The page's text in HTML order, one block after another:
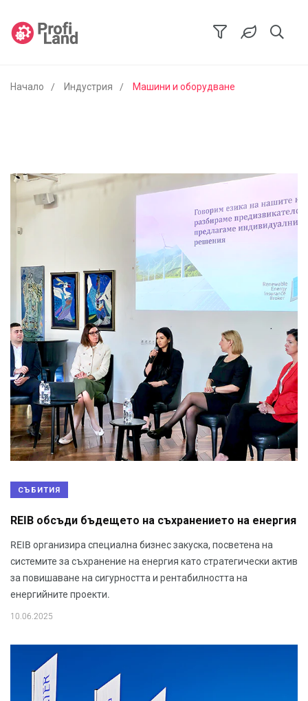
Начало Индустрия Машини и оборудване
СЪБИТИЯ
REIB обсъди бъдещето на съхранението на енергия
REIB организира специална бизнес закуска, посветена на
системите за съхранение на енергия като стратегически актив
за повишаване на сигурността и рентабилността на
енергийните проекти.
10.06.2025